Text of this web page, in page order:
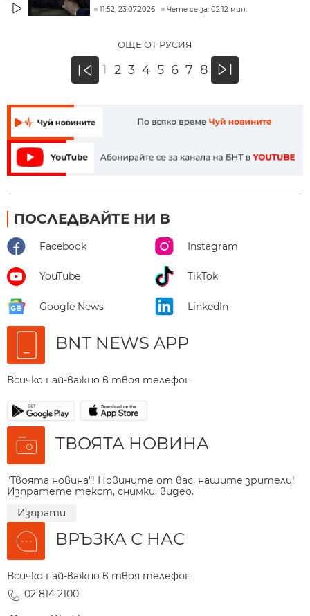
11:52, 23.07.2026 Чете се за: 02:12 мин.
ОЩЕ ОТ РУСИЯ
« 1 2 3 4 5 6 7 8 »
ПОСЛЕДВАЙТЕ НИ В
Facebook Instagram
YouTube TikTok
Google News LinkedIn
BNT NEWS APP
Всичко най-важно в твоя телефон
ТВОЯТА НОВИНА
"Твоята новина"! Новините от вас, нашите зрители!
Изпратете текст, снимки, видео.
Изпрати
ВРЪЗКА С НАС
Всичко най-важно в твоя телефон
02 814 2100